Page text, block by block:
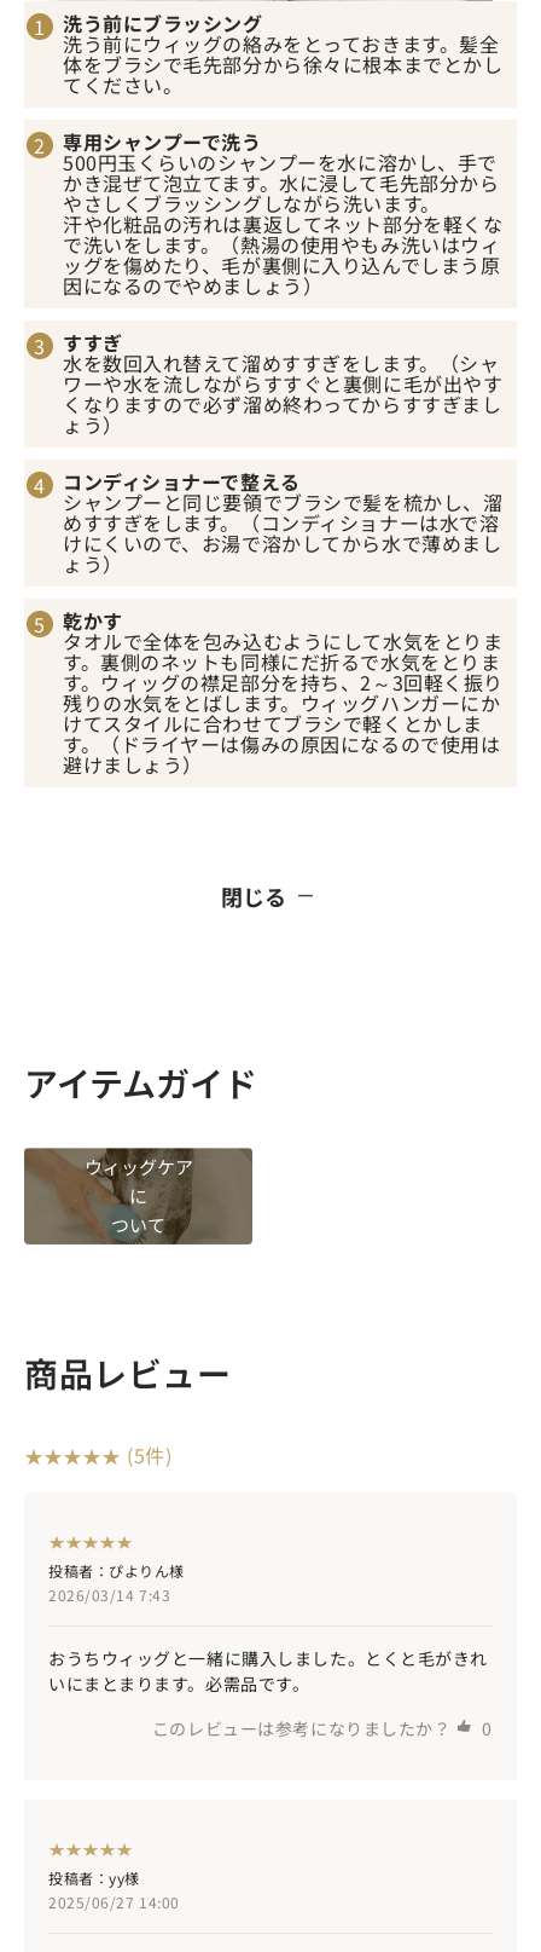
洗う前にブラッシング
洗う前にウィッグの絡みをとっておきます。髪全
体をブラシで毛先部分から徐々に根本までとかし
てください。
専用シャンプーで洗う
500円玉くらいのシャンプーを水に溶かし、手で
かき混ぜて泡立てます。水に浸して毛先部分から
やさしくブラッシングしながら洗います。
汗や化粧品の汚れは裏返してネット部分を軽くな
で洗いをします。（熱湯の使用やもみ洗いはウィ
ッグを傷めたり、毛が裏側に入り込んでしまう原
因になるのでやめましょう）
すすぎ
水を数回入れ替えて溜めすすぎをします。（シャ
ワーや水を流しながらすすぐと裏側に毛が出やす
くなりますので必ず溜め終わってからすすぎまし
ょう）
コンディショナーで整える
シャンプーと同じ要領でブラシで髪を梳かし、溜
めすすぎをします。（コンディショナーは水で溶
けにくいので、お湯で溶かしてから水で薄めまし
ょう）
乾かす
タオルで全体を包み込むようにして水気をとりま
す。裏側のネットも同様にだ折るで水気をとりま
す。ウィッグの襟足部分を持ち、2～3回軽く振り
残りの水気をとばします。ウィッグハンガーにか
けてスタイルに合わせてブラシで軽くとかしま
す。（ドライヤーは傷みの原因になるので使用は
避けましょう）
閉じる
アイテムガイド
ウィッグケア
に
ついて
商品レビュー
(5件)
投稿者：ぴよりん様
2026/03/14 7:43
おうちウィッグと一緒に購入しました。とくと毛がきれ
いにまとまります。必需品です。
このレビューは参考になりましたか？
0
投稿者：yy様
2025/06/27 14:00